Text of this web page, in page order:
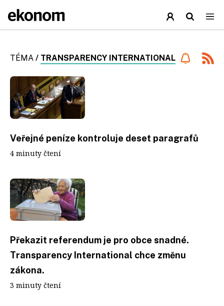
TÉMA / TRANSPARENCY INTERNATIONAL
Veřejné peníze kontroluje deset paragrafů
4 minuty čtení
Překazit referendum je pro obce snadné.
Transparency International chce změnu
zákona.
3 minuty čtení